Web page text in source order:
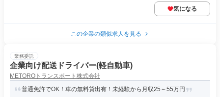
気になる
この企業の類似求人を見る
業務委託
企業向け配送ドライバー(軽自動車)
METOROトランスポート株式会社
普通免許でOK！車の無料貸出有！未経験から月収25～55万円